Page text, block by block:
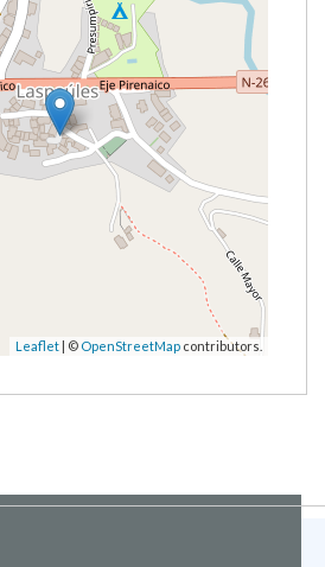
Leaflet | © OpenStreetMap contributors.